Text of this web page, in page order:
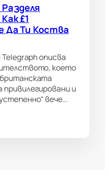
£1
Да Ти Коства
описва
което
и
вече…